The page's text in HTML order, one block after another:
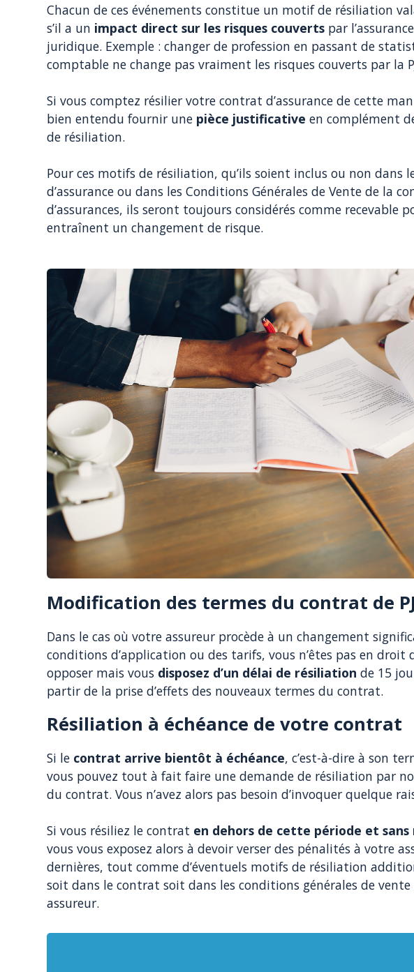
Chacun de ces événements constitue un motif de résiliation
s’il a un impact direct sur les risques couverts par
juridique. Exemple : changer de profession en passant de
comptable ne change pas vraiment les risques couverts par la
Si vous comptez résilier votre contrat d’assurance de cette
bien entendu fournir une pièce justificative en complément
de résiliation.
Pour ces motifs de résiliation, qu’ils soient inclus ou non dans
d’assurance ou dans les Conditions Générales de Vente de la
d’assurances, ils seront toujours considérés comme recevable
entraînent un changement de risque.
Modification des termes du contrat de
Dans le cas où votre assureur procède à un changement
conditions d’application ou des tarifs, vous n’êtes pas en droit
opposer mais vous disposez d’un délai de résiliation de 15
partir de la prise d’effets des nouveaux termes du contrat.
Résiliation à échéance de votre contrat
Si le contrat arrive bientôt à échéance, c’est-à-dire à son
vous pouvez tout à fait faire une demande de résiliation par
du contrat. Vous n’avez alors pas besoin d’invoquer quelque
Si vous résiliez le contrat en dehors de cette période et
vous vous exposez alors à devoir verser des pénalités à votre
dernières, tout comme d’éventuels motifs de résiliation
soit dans le contrat soit dans les conditions générales de
assureur.